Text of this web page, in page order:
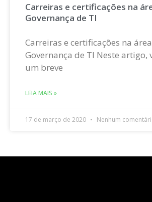
Carreiras e certificações na
Governança de TI
Carreiras e certificações na
Governança de TI Neste artigo,
um breve
LEIA MAIS »
17 de março de 2020 Nenhum